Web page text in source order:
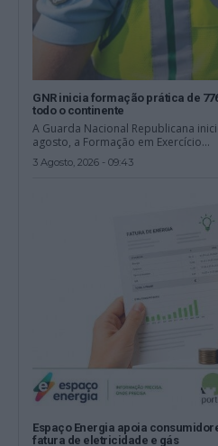
GNR inicia formação prática de
todo o continente
A Guarda Nacional Republicana
agosto, a Formação em Exercício...
3 Agosto, 2026 - 09:43
Espaço Energia apoia
fatura de eletricidade e gás